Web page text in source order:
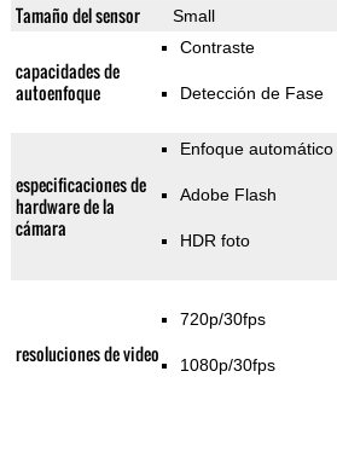
Tamaño del sensor Small
capacidades de
autoenfoque
Contraste
Detección de Fase
especificaciones de
hardware de la
cámara
Enfoque automático
Adobe Flash
HDR foto
resoluciones de video
720p/30fps
1080p/30fps